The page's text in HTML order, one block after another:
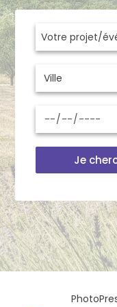
Votre projet/
Je